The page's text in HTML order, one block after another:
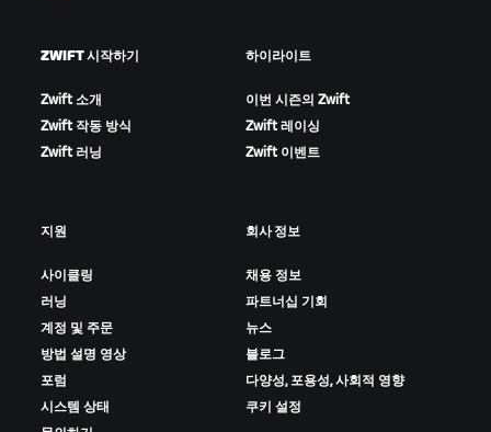
ZWIFT 시작하기
Zwift 소개
Zwift 작동 방식
Zwift 러닝
하이라이트
이번 시즌의 Zwift
Zwift 레이싱
Zwift 이벤트
지원
사이클링
러닝
계정 및 주문
방법 설명 영상
포럼
시스템 상태
회사 정보
채용 정보
파트너십 기회
뉴스
블로그
다양성, 포용성, 사회적 영향
쿠키 설정